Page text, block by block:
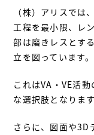
（株）アリスでは
工程を最小限、レ
部は磨きレスとす
立を図っています。
これはVA・VE活
な選択肢となります
さらに、図面や3D